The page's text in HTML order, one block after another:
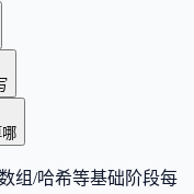
组/哈希等基础阶段每